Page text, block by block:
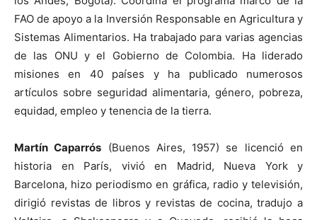
FAO de apoyo a la Inversión Responsable en Agricultura y
Sistemas Alimentarios. Ha trabajado para varias agencias
de las ONU y el Gobierno de Colombia. Ha liderado
misiones en 40 países y ha publicado numerosos
artículos sobre seguridad alimentaria, género, pobreza,
equidad, empleo y tenencia de la tierra.
Martín Caparrós (Buenos Aires, 1957) se licenció en
historia en París, vivió en Madrid, Nueva York y
Barcelona, hizo periodismo en gráfica, radio y televisión,
dirigió revistas de libros y revistas de cocina, tradujo a